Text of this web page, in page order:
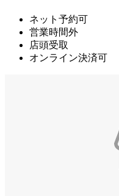
ネット予約可
営業時間外
店頭受取
オンライン決済可